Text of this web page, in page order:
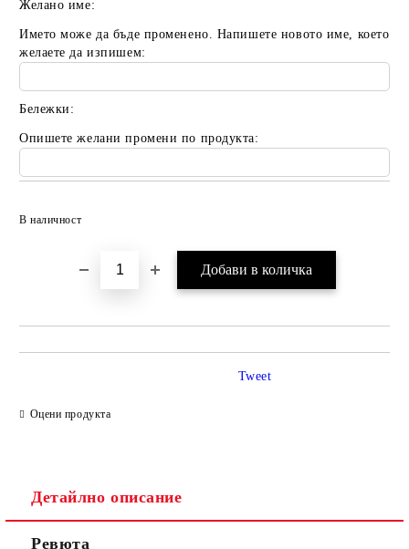
Желано име:
Името може да бъде променено. Напишете новото име, което
желаете да изпишем:
Бележки:
Опишете желани промени по продукта:
В наличност
Оцени продукта
Tweet
Детайлно описание
Ревюта